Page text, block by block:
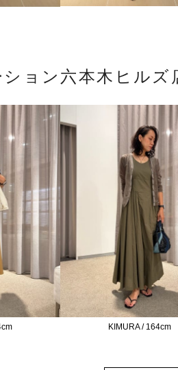
ョン六本木ヒル
KIMURA / 164cm